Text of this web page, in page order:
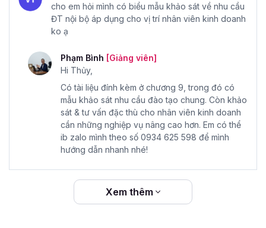
cho em hỏi mình có biểu mẫu khảo sát về nhu cầu
ĐT nội bộ áp dụng cho vị trí nhân viên kinh doanh
ko ạ
Phạm Bình [Giảng viên]
Hi Thủy,
Có tài liệu đính kèm ở chương 9, trong đó có
mẫu khảo sát nhu cầu đào tạo chung. Còn khảo
sát & tư vấn đặc thù cho nhân viên kinh doanh
cần những nghiệp vụ nâng cao hơn. Em có thể
ib zalo mình theo số 0934 625 598 để mình
hướng dẫn nhanh nhé!
Xem thêm